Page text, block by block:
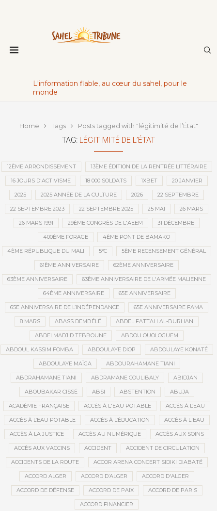
L'information fiable, au cœur du sahel, pour le
monde
Home Tags Posts tagged with "légitimité de l’État"
TAG: LÉGITIMITÉ DE L’ÉTAT
12ÈME ARRONDISSEMENT 13ÈME ÉDITION DE LA RENTRÉE LITTÉRAIRE
16 JOURS D'ACTIVISME 18 000 SOLDATS 1XBET 20 JANVIER
2025 2025 ANNÉE DE LA CULTURE 2026 22 SEPTEMBRE
22 SEPTEMBRE 2023 22 SEPTEMBRE 2025 25 MAI 26 MARS
26 MARS 1991 29ÈME CONGRÈS DE L'AEEM 31 DÉCEMBRE
400ÈME FORAGE 4ÈME PONT DE BAMAKO
4ÈME RÉPUBLIQUE DU MALI 5°C 5ÈME RECENSEMENT GÉNÉRAL
61ÈME ANNIVERSAIRE 62ÈME ANNIVERSAIRE
63ÈME ANNIVERSAIRE 63ÈME ANNIVERSAIRE DE L'ARMÉE MALIENNE
64ÈME ANNIVERSAIRE 65E ANNIVERSAIRE
65E ANNIVERSAIRE DE L’INDÉPENDANCE 65E ANNIVERSAIRE FAMA
8 MARS ABASS DEMBÉLÉ ABDEL FATTAH AL-BURHAN
ABDELMADJID TEBBOUNE ABDOU OUOLOGUEM
ABDOUL KASSIM FOMBA ABDOULAYE DIOP ABDOULAYE KONATÉ
ABDOULAYE MAÏGA ABDOURAHAMANE TIANI
ABDRAHAMANE TIANI ABDRAMANE COULIBALY ABIDJAN
ABOUBAKAR CISSÉ ABSI ABSTENTION ABUJA
ACADÉMIE FRANÇAISE ACCÈS À L'EAU POTABLE ACCÈS À L’EAU
ACCÈS À L’EAU POTABLE ACCÈS À L’ÉDUCATION ACCÈS À L'EAU
ACCÈS À LA JUSTICE ACCÈS AU NUMÉRIQUE ACCÈS AUX SOINS
ACCÈS AUX VACCINS ACCIDENT ACCIDENT DE CIRCULATION
ACCIDENTS DE LA ROUTE ACCOR ARENA CONCERT SIDIKI DIABATÉ
ACCORD ALGER ACCORD D’ALGER ACCORD D'ALGER
ACCORD DE DÉFENSE ACCORD DE PAIX ACCORD DE PARIS
ACCORD FINANCIER